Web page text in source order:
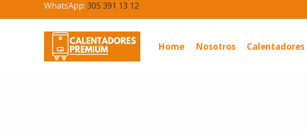
WhatsApp: 305 391 13 12
Home Nosotros Calentadores